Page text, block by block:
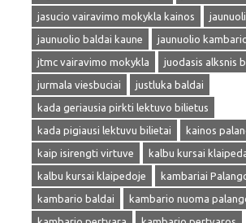
jasucio vairavimo mokykla kainos
jaunuolio baldai kaune
jaunuolio
jtmc vairavimo mokykla
juodasis alksnis
jurmala viesbuciai
justluka baldai
kada geriausia pirkti lektuvo bilietus
kada pigiausi lektuvu bilietai
kainos
kaip isirengti virtuve
kalbu kursai
kalbu kursai klaipedoje
kambariai
kambario baldai
kambario nuoma